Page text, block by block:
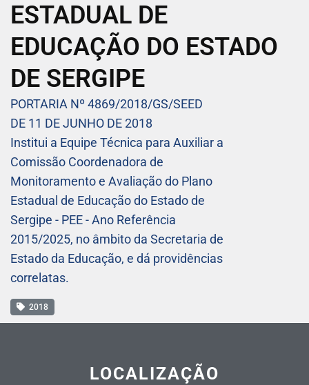
ESTADUAL DE
EDUCAÇÃO DO ESTADO
DE SERGIPE
PORTARIA Nº 4869/2018/GS/SEED
DE 11 DE JUNHO DE 2018
Institui a Equipe Técnica para Auxiliar a
Comissão Coordenadora de
Monitoramento e Avaliação do Plano
Estadual de Educação do Estado de
Sergipe - PEE - Ano Referência
2015/2025, no âmbito da Secretaria de
Estado da Educação, e dá providências
correlatas.
2018
LOCALIZAÇÃO